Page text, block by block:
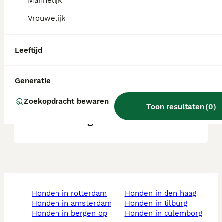
Vrouwelijk
Leeftijd
Generatie
Zoekopdracht bewaren
Toon resultaten(0)
worden?
Welk ras is een Yochon?
Wat is een yochon?
honden in rotterdam
honden in amsterdam
honden in bergen op
honden in den haag
honden in tilburg
honden in culemborg